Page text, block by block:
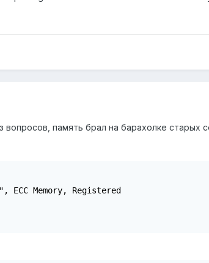
вопросов, память брал на барахолке
ECC Memory, Registered